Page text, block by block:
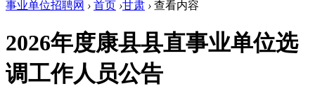
事业单位招聘网 › 首页 ›甘肃 › 查看内容
2026年度康县县直事业单位选
调工作人员公告